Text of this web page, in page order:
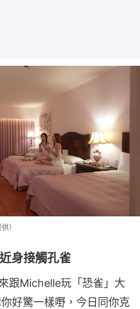
）
身接觸孔雀
跟Michelle玩「恐雀」大
好驚一樣嘢，今日同你克